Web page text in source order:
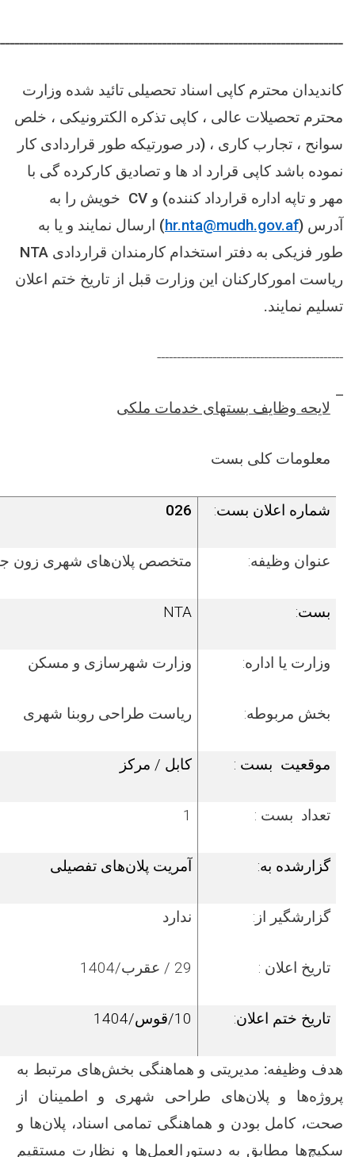
کاندیدان محترم کاپی اسناد تحصیلی تائید شده وزارت
محترم تحصیلات عالی ، کاپی تذکره الکترونیکی ، خلص
سوانح ، تجارب کاری ، (در صورتیکه طور قراردادی کار
نموده باشد کاپی قرارد اد ها و تصادیق کارکرده گی با
مهر و تاپه اداره قرارداد کننده) و CV خویش را به
آدرس (hr.nta@mudh.gov.af) ارسال نمایند و یا به
طور فزیکی به دفتر استخدام کارمندان قراردادی NTA
ریاست امورکارکنان این وزارت قبل از تاریخ ختم اعلان
تسلیم نمایند.
-----------------------------------------------
لایحه وظایف بست­های خدمات ملکی
معلومات کلی بست
شماره اعلان بست: 026
عنوان وظیفه: متخصص پلان‌های شهری زون
بست: NTA
وزارت یا اداره:
بخش مربوطه:
وزارت شهرسازی و مسکن
ریاست طراحی روبنا شهری
موقعیت بست : کابل / مرکز
تعداد بست : 1
گزارشده به: آمریت پلان‌های تفصیلی
گزارش­گیر از:
تاریخ اعلان :
ندارد
29 / عقرب/1404
تاریخ ختم اعلان: 10/قوس/1404
هدف وظیفه: مدیریتی و هماهنگی بخش‌های مرتبط به
پروژه‌ها و پلان‌های طراحی شهری و اطمینان از
صحت، کامل بودن و هماهنگی تمامی اسناد، پلان‌ها و
سکیچ‌ها مطابق به دستورالعمل‌ها و نظارت مستقیم